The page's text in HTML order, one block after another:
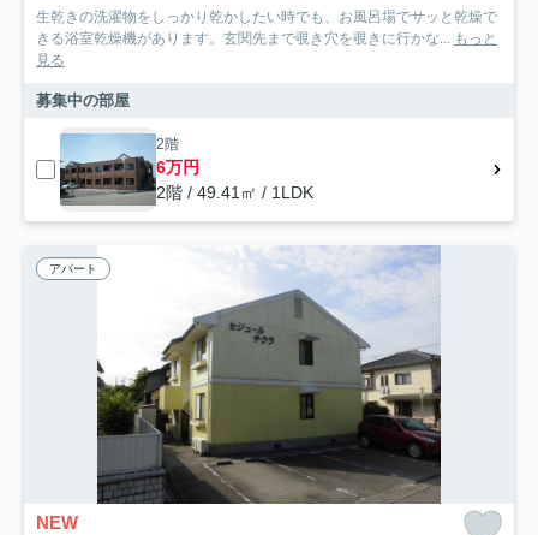
生乾きの洗濯物をしっかり乾かしたい時でも、お風呂場でサッと乾燥で
きる浴室乾燥機があります。玄関先まで覗き穴を覗きに行かな... もっと
見る
募集中の部屋
2階
6万円
2階 / 49.41㎡ / 1LDK
アパート
NEW